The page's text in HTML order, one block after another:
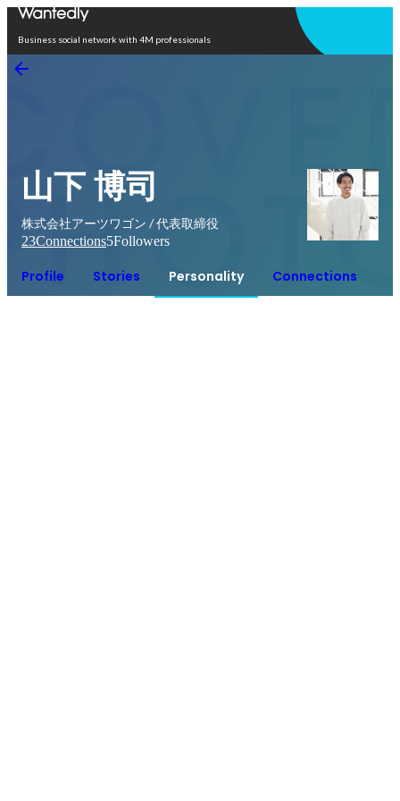
Business social network with 4M professionals
山下 博司
株式会社アーツワゴン / 代表取締役
23Connections5Followers
Profile Stories Personality Connections